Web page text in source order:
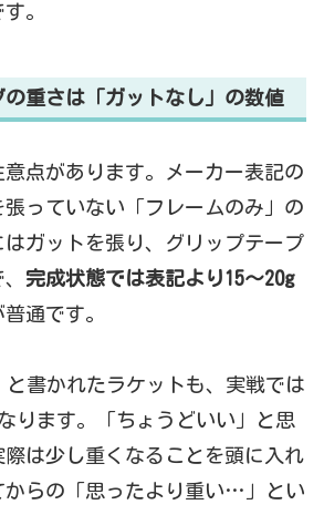
。
重さは「ガットなし」の数値
点があります。メーカー表記の
っていない「フレームのみ」の
ガットを張り、グリップテープ
完成状態では表記より15〜20g
通です。
と書かれたラケットも、実戦では
ります。「ちょうどいい」と思
際は少し重くなることを頭に入れ
からの「思ったより重い…」とい